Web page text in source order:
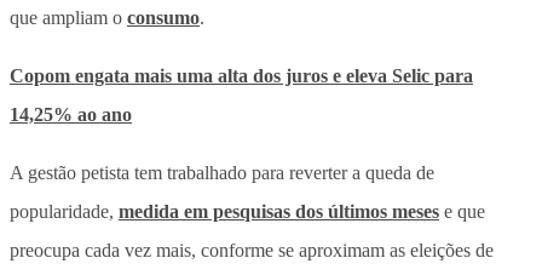
que ampliam o consumo.
Copom engata mais uma alta dos juros e eleva Selic para
14,25% ao ano
A gestão petista tem trabalhado para reverter a queda de
popularidade, medida em pesquisas dos últimos meses e que
preocupa cada vez mais, conforme se aproximam as eleições de